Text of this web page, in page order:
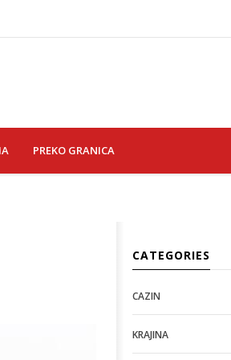
PREKO GRANICA
CATEGORIES
CAZIN
KRAJINA